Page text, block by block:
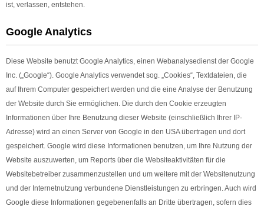
ist, verlassen, entstehen.
Google Analytics
Diese Website benutzt Google Analytics, einen Webanalysedienst der Google
Inc. („Google“). Google Analytics verwendet sog. „Cookies“, Textdateien, die
auf Ihrem Computer gespeichert werden und die eine Analyse der Benutzung
der Website durch Sie ermöglichen. Die durch den Cookie erzeugten
Informationen über Ihre Benutzung dieser Website (einschließlich Ihrer IP-
Adresse) wird an einen Server von Google in den USA übertragen und dort
gespeichert. Google wird diese Informationen benutzen, um Ihre Nutzung der
Website auszuwerten, um Reports über die Websiteaktivitäten für die
Websitebetreiber zusammenzustellen und um weitere mit der Websitenutzung
und der Internetnutzung verbundene Dienstleistungen zu erbringen. Auch wird
Google diese Informationen gegebenenfalls an Dritte übertragen, sofern dies